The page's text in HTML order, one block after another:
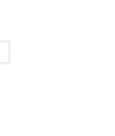
Dit
heeft